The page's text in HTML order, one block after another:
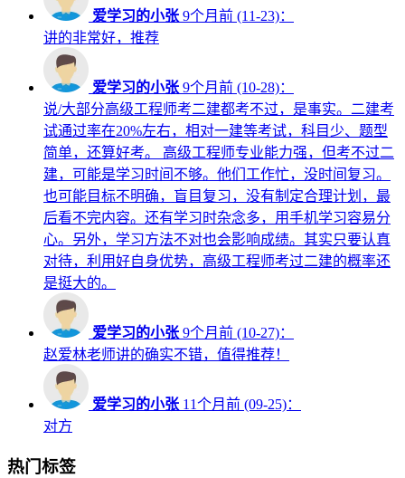
爱学习的小张 9个月前 (11-23)：
讲的非常好，推荐
爱学习的小张 9个月前 (10-28)：
说/大部分高级工程师考二建都考不过，是事实。二建考
试通过率在20%左右，相对一建等考试，科目少、题型
简单，还算好考。 高级工程师专业能力强，但考不过二
建，可能是学习时间不够。他们工作忙，没时间复习。
也可能目标不明确，盲目复习，没有制定合理计划，最
后看不完内容。还有学习时杂念多，用手机学习容易分
心。另外，学习方法不对也会影响成绩。其实只要认真
对待，利用好自身优势，高级工程师考过二建的概率还
是挺大的。
爱学习的小张 9个月前 (10-27)：
赵爱林老师讲的确实不错，值得推荐！
爱学习的小张 11个月前 (09-25)：
对方
热门标签